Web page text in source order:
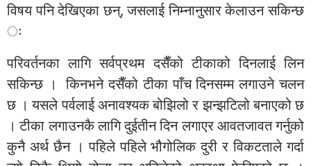
विषय पनि देखिएका छन्, जसलाई निम्नानुसार केलाउन सकिन्छ
ः
परिवर्तनका लागि सर्वप्रथम दसैँको टीकाको दिनलाई लिन
सकिन्छ । किनभने दसैँको टीका पाँच दिनसम्म लगाउने चलन
छ । यसले पर्वलाई अनावश्यक बोझिलो र झन्झटिलो बनाएको छ
। टीका लगाउनकै लागि दुईतीन दिन लगाएर आवतजावत गर्नुको
कुनै अर्थ छैन । पहिले पहिले भौगोलिक दुरी र विकटताले गर्दा